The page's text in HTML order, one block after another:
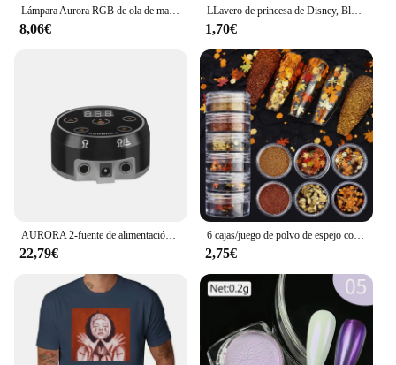
8,06€
LLavero de princesa de Disney, Blancanieves, Ariel, Cenicienta, Rapunzel, Aurora, Bella, bonito llavero, regalo de cumpleaños para niños
1,70€
AURORA 2-fuente de alimentación para tatuajes, fuente de alimentación profesional Digital LCD con adaptador de corriente, cable de alimentación
22,79€
6 cajas/juego de polvo de espejo con purpurina para uñas, pigmentos de efecto metálico camaleón Aurora, láser para uñas de Gel UV, decoración de manicura DIY
2,75€